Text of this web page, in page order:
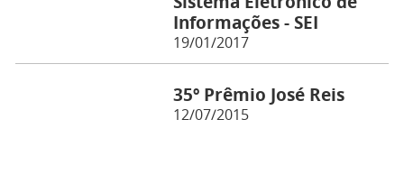
Informações - SEI
19/01/2017
35º Prêmio José Reis
12/07/2015